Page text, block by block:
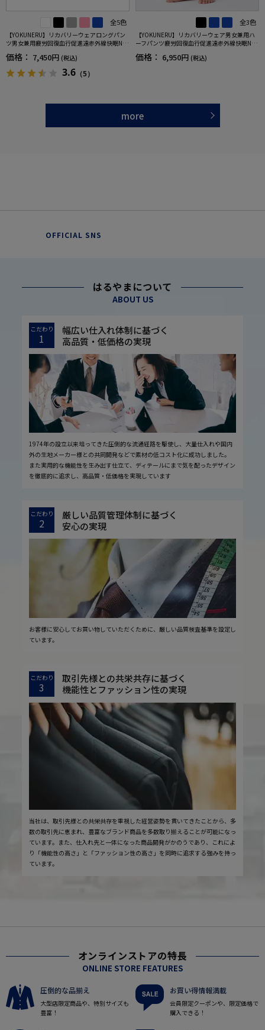
全5色
【YOKUNERU】リカバリーウェアロングパン
ツ男女兼用疲労回復血行促進遠赤外線快眠NA
NOMIX(R)【一般医療機器】SS～LLサイズ
価格： 7,450円 (税込)
3.6 （5）
全3色
【YOKUNERU】リカバリーウェア男女兼用ハ
ーフパンツ疲労回復血行促進遠赤外線快眠NA
NOMIX(R)【一般医療機器】SS～LLサイズ
価格： 6,950円 (税込)
more
OFFICIAL SNS
はるやまについて
ABOUT US
こだわり
1
幅広い仕入れ体制に基づく
高品質・低価格の実現
1974年の設立以来培ってきた圧倒的な流通経路を駆使し、大量仕入れや国内
外の生地メーカー様との共同開発などで素材の低コスト化に成功しました。
また実用的な機能性を生み出す仕立て、ディテールにまで気を配ったデザイン
を徹底的に追求し、高品質・低価格を実現しています
こだわり
2
厳しい品質管理体制に基づく
安心の実現
お客様に安心してお買い物していただくために、厳しい品質検査基準を設定し
ています。
こだわり
3
取引先様との共栄共存に基づく
機能性とファッション性の実現
当社は、取引先様との共栄共存を重視した経営姿勢を貫いてきたことから、多
数の取引先に恵まれ、豊富なブランド商品を多数取り揃えることが可能になっ
ています。また、仕入れ先と一体になった商品開発がかのうであり、これによ
り「機能性の高さ」と「ファッション性の高さ」を同時に追求する強みを持っ
ています。
オンラインストアの特長
ONLINE STORE FEATURES
圧倒的な品揃え
大型店限定商品や、特別サイズも
豊富！
お買い得情報満載
会員限定クーポンや、限定価格で
購入できる！